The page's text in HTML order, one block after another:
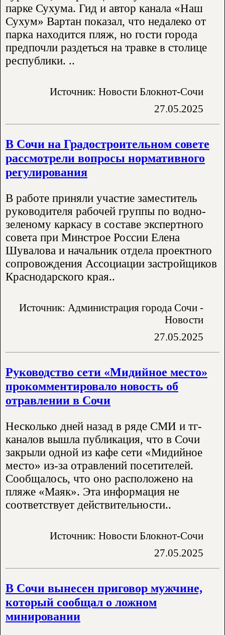
парке Сухума. Гид и автор канала «Наш
Сухум» Вартан показал, что недалеко от
парка находится пляж, но гости города
предпочли раздеться на травке в столице
республики. ..
Источник: Новости Блокнот-Сочи
27.05.2025
В Сочи на Градостроительном совете
рассмотрели вопросы нормативного
регулирования
В работе приняли участие заместитель
руководителя рабочей группы по водно-
зеленому каркасу в составе экспертного
совета при Минстрое России Елена
Шувалова и начальник отдела проектного
сопровождения Ассоциации застройщиков
Краснодарского края..
Источник: Администрация города Сочи -
Новости
27.05.2025
Руководство сети «Мидийное место»
прокомментировало новость об
отравлении в Сочи
Несколько дней назад в ряде СМИ и тг-
каналов вышла публикация, что в Сочи
закрыли одной из кафе сети «Мидийное
место» из-за отравлений посетителей.
Сообщалось, что оно расположено на
пляже «Маяк». Эта информация не
соответствует действительности..
Источник: Новости Блокнот-Сочи
27.05.2025
В Сочи вынесен приговор мужчине,
который сообщал о ложном
минировании